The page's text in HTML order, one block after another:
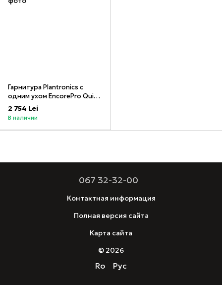
Гарнитура Plantronics с
одним ухом EncorePro Quick
Disconnect HW510 E&A
89433-02
2 754 Lei
В наличии
067 32-32-00
Контактная информация
Полная версия сайта
Карта сайта
© 2026
Ro Рус